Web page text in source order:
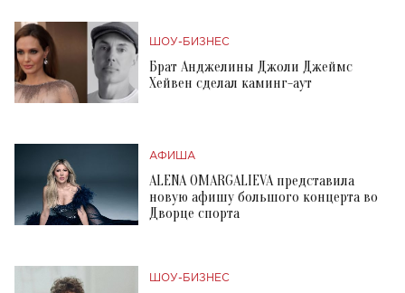
ШОУ-БИЗНЕС
Брат Анджелины Джоли Джеймс
Хейвен сделал каминг-аут
АФИША
ALENA OMARGALIEVA представила
новую афишу большого концерта во
Дворце спорта
ШОУ-БИЗНЕС